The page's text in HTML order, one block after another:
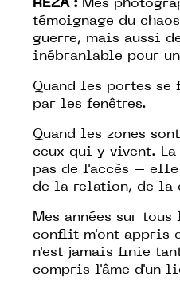
REZA : Mes
témoignage du
guerre, mais aussi
inébranlable pour
Quand les portes se
par les fenêtres.
Quand les zones
ceux qui y vivent.
pas de l'accès –
de la relation, de la
Mes années sur
conflit m'ont appris
n'est jamais finie
compris l'âme d'un